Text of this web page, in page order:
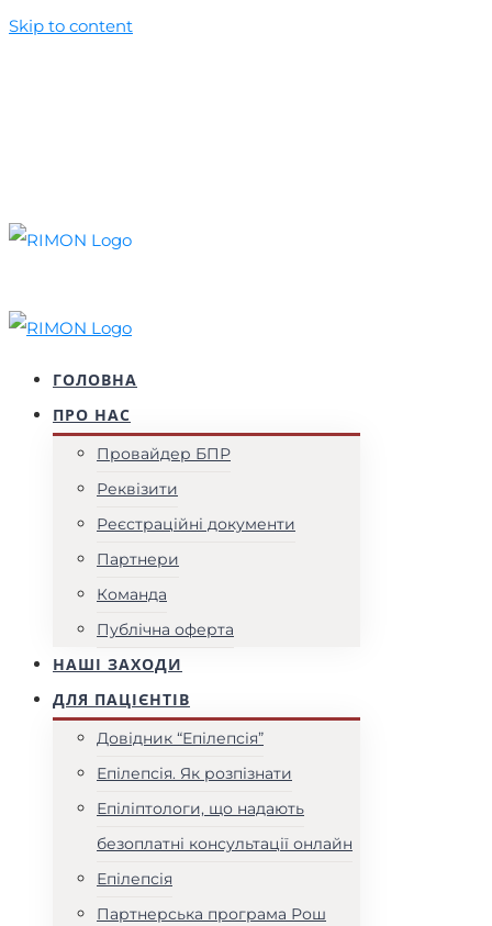
Skip to content
ГОЛОВНА
ПРО НАС
Провайдер БПР
Реквізити
Реєстраційні документи
Партнери
Команда
Публічна оферта
НАШІ ЗАХОДИ
ДЛЯ ПАЦІЄНТІВ
Довідник “Епілепсія”
Епілепсія. Як розпізнати
Епіліптологи, що надають
безоплатні консультації онлайн
Епілепсія
Партнерська програма Рош